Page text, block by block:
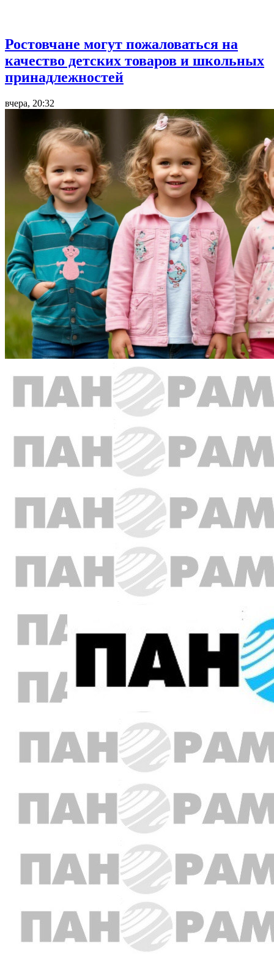
Ростовчане могут пожаловаться на
качество детских товаров и школьных
принадлежностей
вчера, 20:32